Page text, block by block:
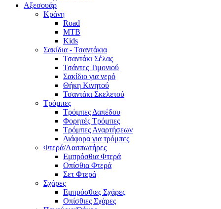
Αξεσουάρ
Κράνη
Road
MTB
Kids
Σακίδια - Τσαντάκια
Τσαντάκι Σέλας
Τσάντες Τιμονιού
Σακίδιο για νερό
Θήκη Κινητού
Τσαντάκι Σκελετού
Τρόμπες
Τρόμπες Δαπέδου
Φορητές Τρόμπες
Τρόμπες Αναρτήσεων
Διάφορα για τρόμπες
Φτερά/Λασπωτήρες
Εμπρόσθια Φτερά
Οπίσθια Φτερά
Σετ Φτερά
Σχάρες
Εμπρόσθιες Σχάρες
Οπίσθιες Σχάρες